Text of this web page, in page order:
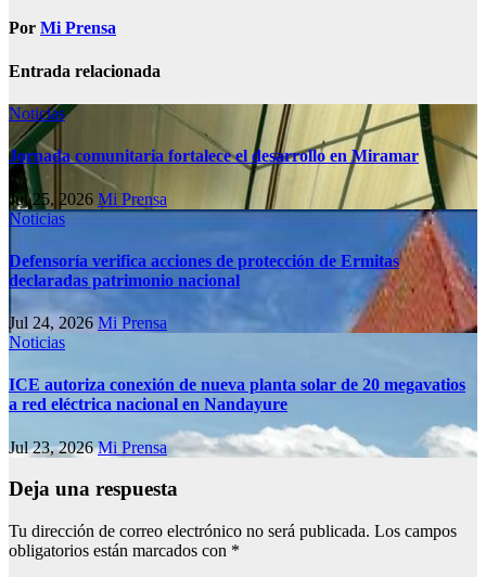
Por Mi Prensa
Entrada relacionada
Noticias
Jornada comunitaria fortalece el desarrollo en Miramar
Jul 25, 2026 Mi Prensa
Noticias
Defensoría verifica acciones de protección de Ermitas
declaradas patrimonio nacional
Jul 24, 2026Mi Prensa
Noticias
ICE autoriza conexión de nueva planta solar de 20 megavatios
a red eléctrica nacional en Nandayure
Jul 23, 2026Mi Prensa
Deja una respuesta
Tu dirección de correo electrónico no será publicada. Los campos
obligatorios están marcados con *